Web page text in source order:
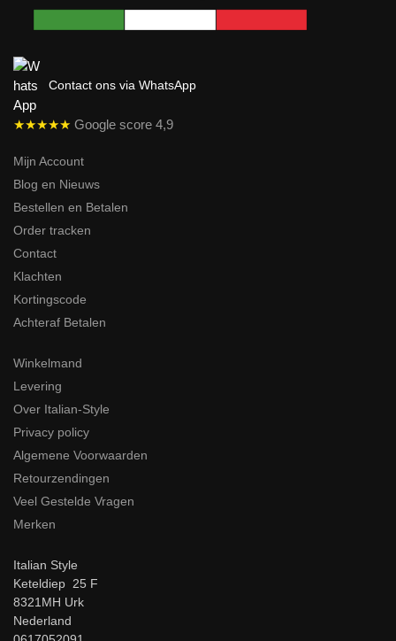
Contact ons via WhatsApp
★★★★★ Google score 4,9
Mijn Account
Blog en Nieuws
Bestellen en Betalen
Order tracken
Contact
Klachten
Kortingscode
Achteraf Betalen
Winkelmand
Levering
Over Italian-Style
Privacy policy
Algemene Voorwaarden
Retourzendingen
Veel Gestelde Vragen
Merken
Italian Style
Keteldiep 25 F
8321MH Urk
Nederland